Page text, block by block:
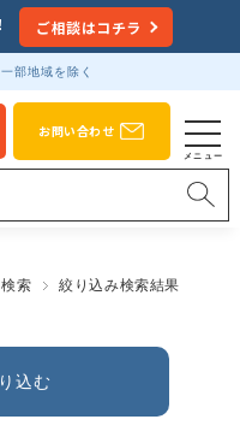
ご相談はコチラ
部地域を除く
お問い合わせ
索 絞り込み検索結果
込む